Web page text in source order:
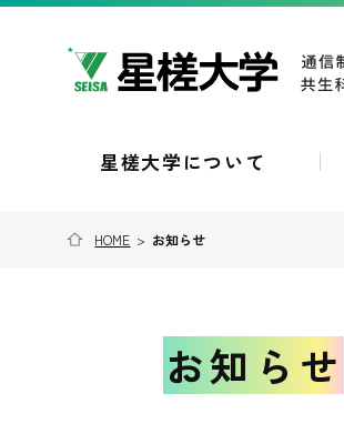
星槎大学について
HOME > お知らせ
お知らせ